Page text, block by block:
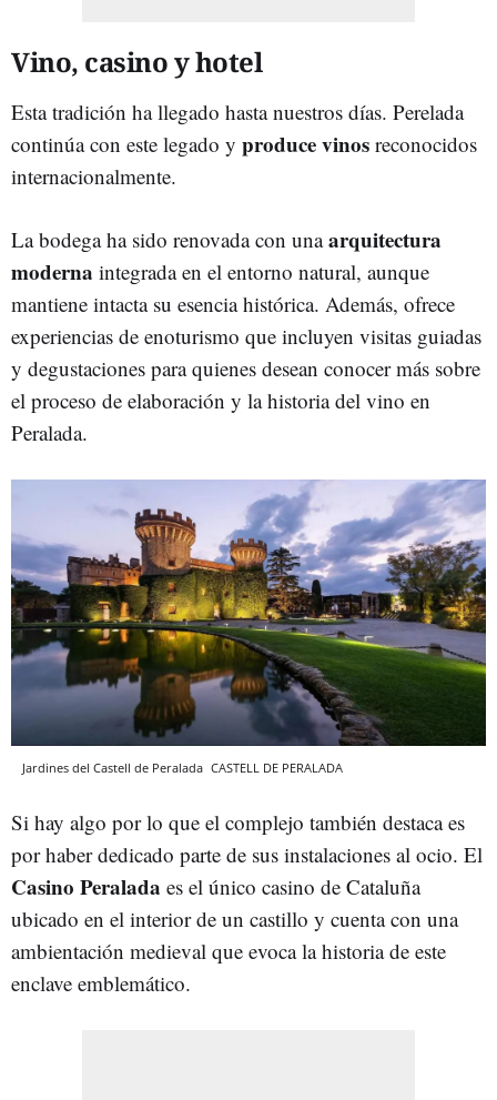
Vino, casino y hotel
Esta tradición ha llegado hasta nuestros días. Perelada
continúa con este legado y produce vinos reconocidos
internacionalmente.
La bodega ha sido renovada con unaarquitectura
moderna integrada en el entorno natural, aunque
mantiene intacta su esencia histórica. Además, ofrece
experiencias de enoturismo que incluyen visitas guiadas
y degustaciones para quienes desean conocer más sobre
el proceso de elaboración y la historia del vino en
Peralada.
Jardines del Castell de Peralada CASTELL DE PERALADA
Si hay algo por lo que el complejo también destaca es
por haber dedicado parte de sus instalaciones al ocio. El
Casino Peralada es el único casino de Cataluña
ubicado en el interior de un castillo y cuenta con una
ambientación medieval que evoca la historia de este
enclave emblemático.